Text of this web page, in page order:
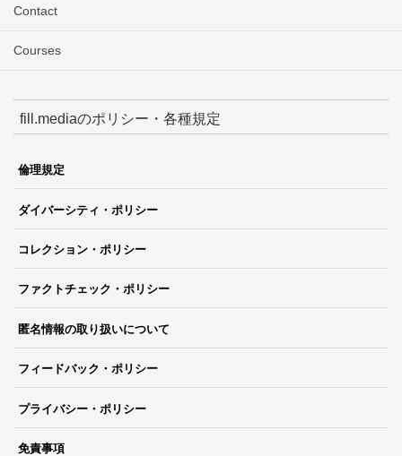
Contact
Courses
fill.mediaのポリシー・各種規定
倫理規定
ダイバーシティ・ポリシー
コレクション・ポリシー
ファクトチェック・ポリシー
匿名情報の取り扱いについて
フィードバック・ポリシー
プライバシー・ポリシー
免責事項